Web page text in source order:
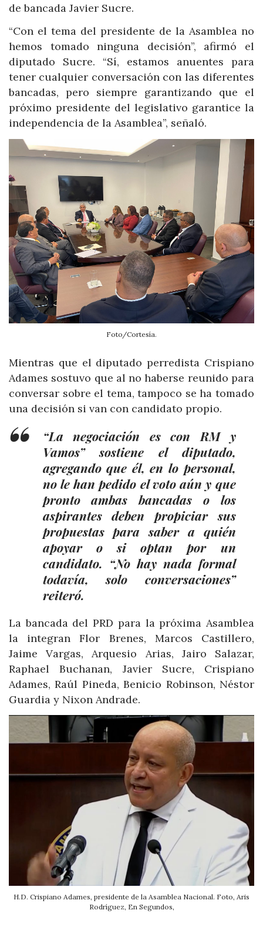
de bancada Javier Sucre.
“Con el tema del presidente de la Asamblea no
hemos tomado ninguna decisión”, afirmó el
diputado Sucre. “Sí, estamos anuentes para
tener cualquier conversación con las diferentes
bancadas, pero siempre garantizando que el
próximo presidente del legislativo garantice la
independencia de la Asamblea”, señaló.
Foto/Cortesía.
Mientras que el diputado perredista Crispiano
Adames sostuvo que al no haberse reunido para
conversar sobre el tema, tampoco se ha tomado
una decisión si van con candidato propio.
“La negociación es con RM y
Vamos” sostiene el diputado,
agregando que él, en lo personal,
no le han pedido el voto aún y que
pronto ambas bancadas o los
aspirantes deben propiciar sus
propuestas para saber a quién
apoyar o si optan por un
candidato. “No hay nada formal
todavía, solo conversaciones”
reiteró.
La bancada del PRD para la próxima Asamblea
la integran Flor Brenes, Marcos Castillero,
Jaime Vargas, Arquesio Arias, Jairo Salazar,
Raphael Buchanan, Javier Sucre, Crispiano
Adames, Raúl Pineda, Benicio Robinson, Néstor
Guardia y Nixon Andrade.
H.D. Crispiano Adames, presidente de la Asamblea Nacional. Foto, Aris
Rodríguez, En Segundos,